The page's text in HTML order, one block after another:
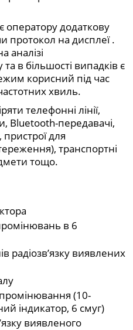
оператору додаткову
протокол на дисплеї .
аналізі
в більшості випадків є
корисний під час
хвиль.
телефонні лінії,
Bluetooth-передавачі,
для
транспортні
тощо.
в 6
радіозв’язку виявлених
(10-
індикатор, 6 смуг)
виявленого